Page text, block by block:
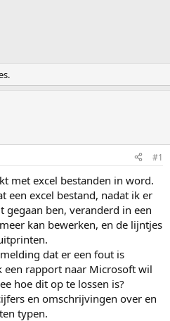
#1
met excel bestanden in word.
een excel bestand, nadat ik er
gegaan ben, veranderd in een
kan bewerken, en de lijntjes
dat er een fout is
een rapport naar Microsoft wil
hoe dit op te lossen is?
en omschrijvingen over en
typen.